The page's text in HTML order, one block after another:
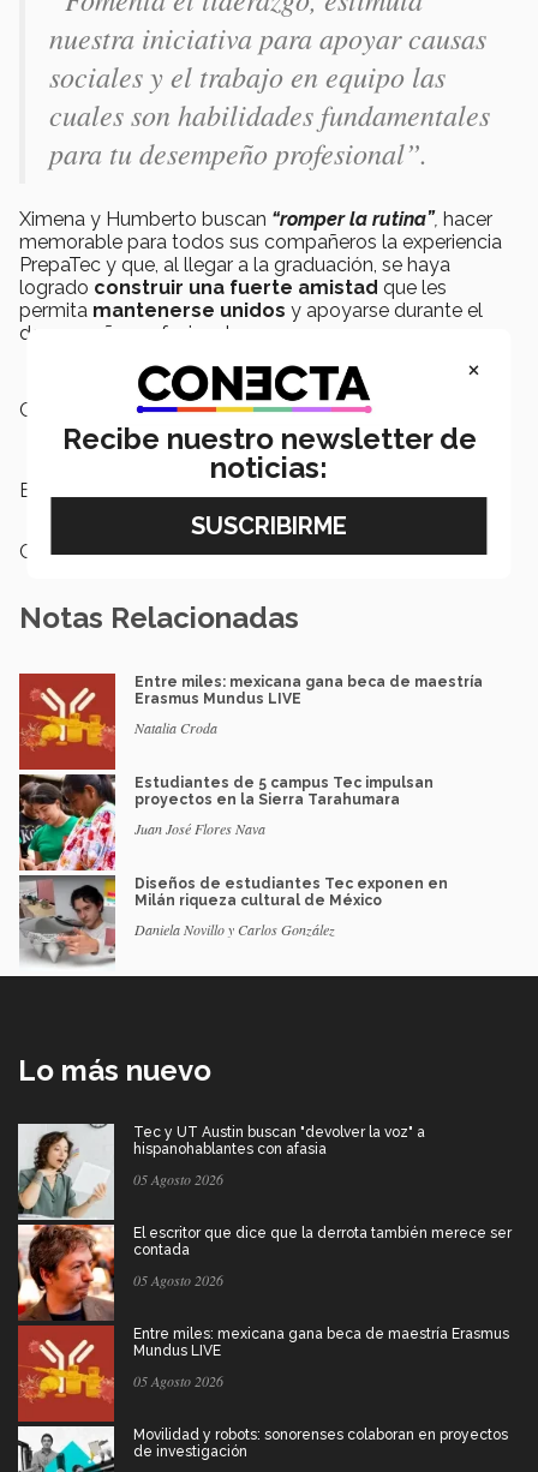
nuestra iniciativa para apoyar causas
sociales y el trabajo en equipo las
cuales son habilidades fundamentales
para tu desempeño profesional”.
Ximena y Humberto buscan “romper la rutina”, hacer
memorable para todos sus compañeros la experiencia
PrepaTec y que, al llegar a la graduación, se haya
logrado construir una fuerte amistad que les
permita mantenerse unidos y apoyarse durante el
desempeño profesional.
Campus:
Etiquetas:
Categoría: Educación
Notas Relacionadas
Entre miles: mexicana gana beca de maestría
Erasmus Mundus LIVE
Natalia Croda
Estudiantes de 5 campus Tec impulsan
proyectos en la Sierra Tarahumara
Juan José Flores Nava
Diseños de estudiantes Tec exponen en
Milán riqueza cultural de México
Daniela Novillo y Carlos González
Lo más nuevo
Tec y UT Austin buscan "devolver la voz" a
hispanohablantes con afasia
05 Agosto 2026
El escritor que dice que la derrota también merece ser
contada
05 Agosto 2026
Entre miles: mexicana gana beca de maestría Erasmus
Mundus LIVE
05 Agosto 2026
Movilidad y robots: sonorenses colaboran en proyectos
de investigación
×
Recibe nuestro newsletter de
noticias: